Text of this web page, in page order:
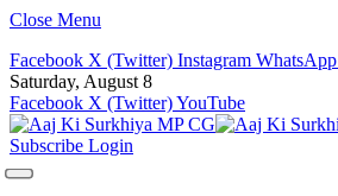
Close Menu
Facebook X (Twitter) Instagram WhatsApp
Saturday, August 8
Facebook X (Twitter)YouTube
Subscribe Login